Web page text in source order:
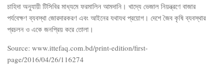
চাহিদা অনুযায়ী টিসিবির মাধ্যমে ফরমালিন আমদানি। খাদ্যে ভেজাল নিয়ন্ত্রণে বাজার
পর্যবেক্ষণ ব্যবস্থা জোরদারকরণ এবং আইনের যথাযথ প্রয়োগ। দেশে জৈব কৃষি ব্যবস্থার
প্রচলন ও একে জনপ্রিয় করে তোলা।
Source: www.ittefaq.com.bd/print-edition/first-
page/2016/04/26/116274